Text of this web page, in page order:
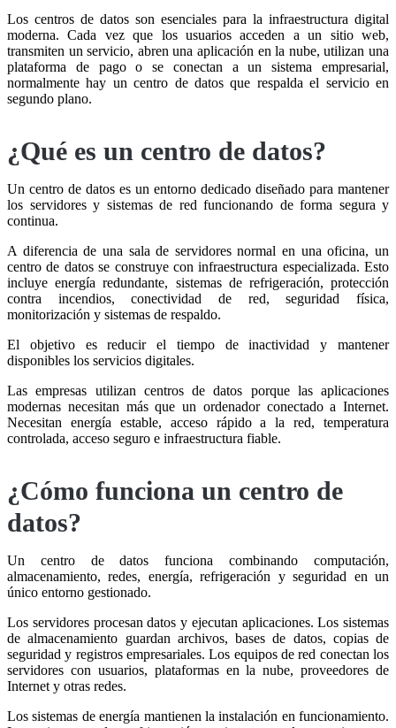
Los centros de datos son esenciales para la infraestructura digital
moderna. Cada vez que los usuarios acceden a un sitio web,
transmiten un servicio, abren una aplicación en la nube, utilizan una
plataforma de pago o se conectan a un sistema empresarial,
normalmente hay un centro de datos que respalda el servicio en
segundo plano.
¿Qué es un centro de datos?
Un centro de datos es un entorno dedicado diseñado para mantener
los servidores y sistemas de red funcionando de forma segura y
continua.
A diferencia de una sala de servidores normal en una oficina, un
centro de datos se construye con infraestructura especializada. Esto
incluye energía redundante, sistemas de refrigeración, protección
contra incendios, conectividad de red, seguridad física,
monitorización y sistemas de respaldo.
El objetivo es reducir el tiempo de inactividad y mantener
disponibles los servicios digitales.
Las empresas utilizan centros de datos porque las aplicaciones
modernas necesitan más que un ordenador conectado a Internet.
Necesitan energía estable, acceso rápido a la red, temperatura
controlada, acceso seguro e infraestructura fiable.
¿Cómo funciona un centro de
datos?
Un centro de datos funciona combinando computación,
almacenamiento, redes, energía, refrigeración y seguridad en un
único entorno gestionado.
Los servidores procesan datos y ejecutan aplicaciones. Los sistemas
de almacenamiento guardan archivos, bases de datos, copias de
seguridad y registros empresariales. Los equipos de red conectan los
servidores con usuarios, plataformas en la nube, proveedores de
Internet y otras redes.
Los sistemas de energía mantienen la instalación en funcionamiento.